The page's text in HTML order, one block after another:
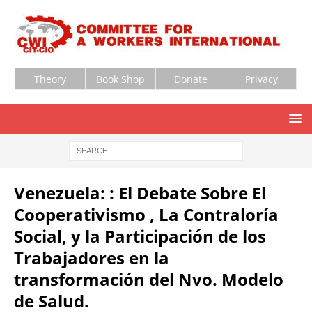
Theory Book Shop Donate Privacy
Venezuela: : El Debate Sobre El
Cooperativismo , La Contraloría
Social, y la Participación de los
Trabajadores en la
transformación del Nvo. Modelo
de Salud.